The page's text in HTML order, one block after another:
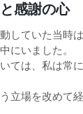
感謝の心
していた当時
にいました。
ては、私は常
立場を改めて